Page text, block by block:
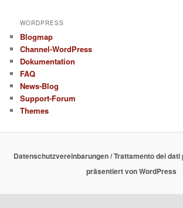
WORDPRESS
Blogmap
Channel-WordPress
Dokumentation
FAQ
News-Blog
Support-Forum
Themes
Datenschutzvereinbarungen / Trattamento dei dati
präsentiert von WordPress